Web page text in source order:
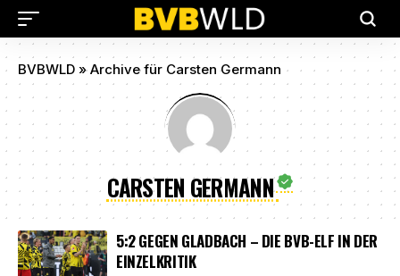
BVBWLD »Archive für Carsten Germann
CARSTEN GERMANN
5:2 GEGEN GLADBACH – DIE BVB-ELF IN DER
EINZELKRITIK